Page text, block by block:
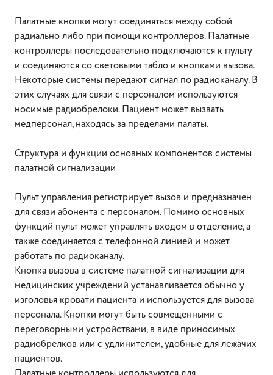
Палатные кнопки могут соединяться между собой
радиально либо при помощи контроллеров. Палатные
контроллеры последовательно подключаются к пульту
и соединяются со световыми табло и кнопками вызова.
Некоторые системы передают сигнал по радиоканалу. В
этих случаях для связи с персоналом используются
носимые радиобрелоки. Пациент может вызвать
медперсонал, находясь за пределами палаты.
Структура и функции основных компонентов системы
палатной сигнализации
Пульт управления регистрирует вызов и предназначен
для связи абонента с персоналом. Помимо основных
функций пульт может управлять входом в отделение, а
также соединяется с телефонной линией и может
работать по радиоканалу.
Кнопка вызова в системе палатной сигнализации для
медицинских учреждений устанавливается обычно у
изголовья кровати пациента и используется для вызова
персонала. Кнопки могут быть совмещенными с
переговорными устройствами, в виде приносимых
радиобрелков или с удлинителем, удобные для лежачих
пациентов.